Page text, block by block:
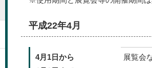
平成22年4月
4月1日から
展覧会